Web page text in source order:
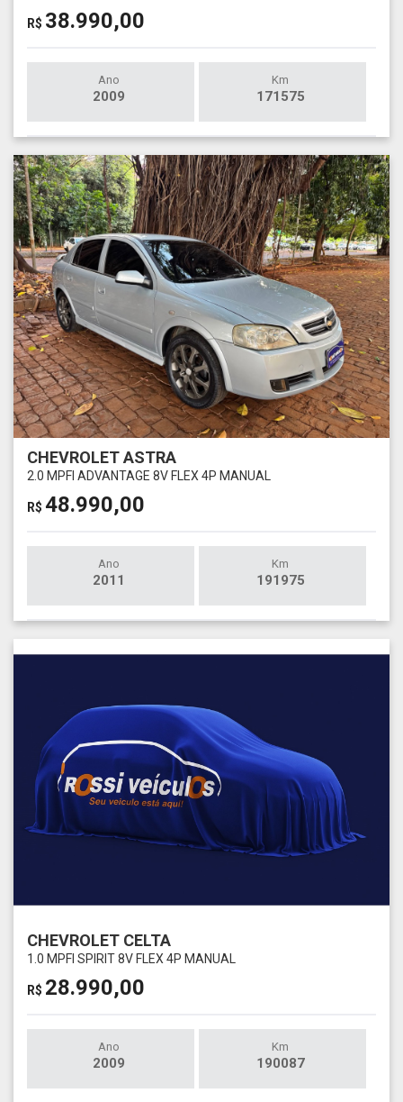
R$ 38.990,00
Ano
2009
Km
171575
CHEVROLET ASTRA
2.0 MPFI ADVANTAGE 8V FLEX 4P MANUAL
R$ 48.990,00
Ano
2011
Km
191975
CHEVROLET CELTA
1.0 MPFI SPIRIT 8V FLEX 4P MANUAL
R$ 28.990,00
Ano
2009
Km
190087